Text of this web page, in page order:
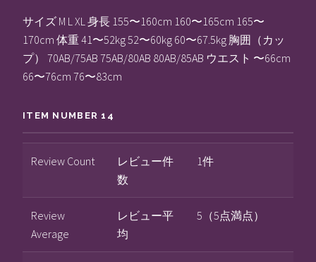
サイズ M L XL 身長 155〜160cm 160〜165cm 165〜
170cm 体重 41〜52kg 52〜60kg 60〜67.5kg 胸囲（カッ
プ） 70AB/75AB 75AB/80AB 80AB/85AB ウエスト 〜66cm
66〜76cm 76〜83cm
ITEM NUMBER 14
Review Count
レビュー件
数
1件
Review
Average
レビュー平
均
5（5点満点）